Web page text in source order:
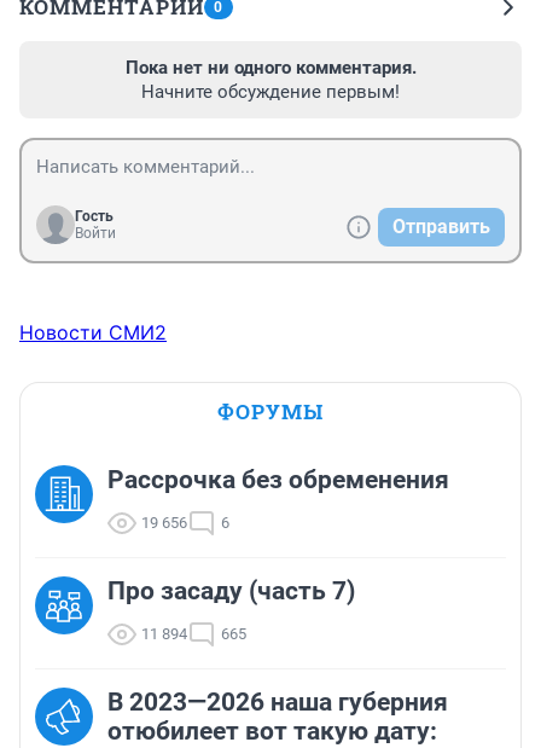
КОММЕНТАРИИ 0
Пока нет ни одного комментария.
Начните обсуждение первым!
Гость
Войти
Отправить
Новости СМИ2
ФОРУМЫ
Рассрочка без обременения
19 656 6
Про засаду (часть 7)
11 894 665
В 2023—2026 наша губерния
отюбилеет вот такую дату: